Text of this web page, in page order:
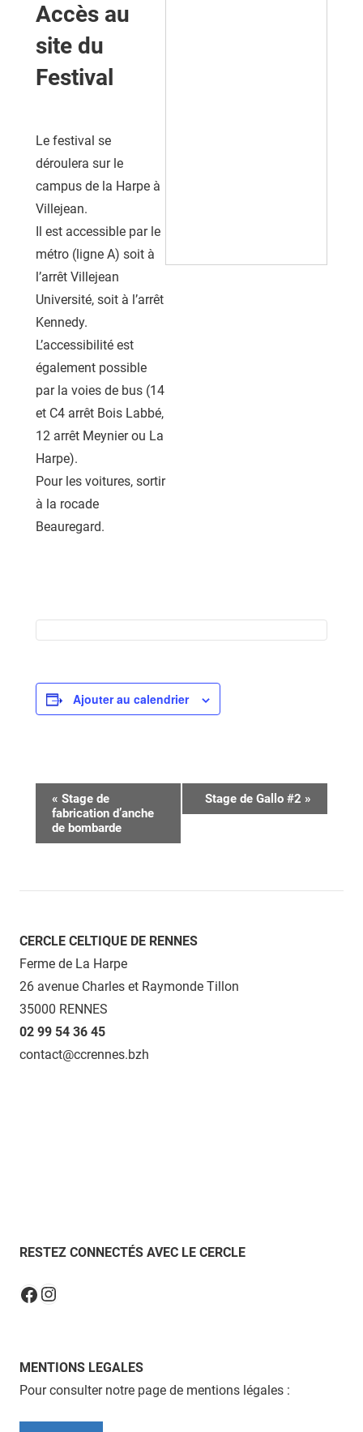
Accès au
site du
Festival
Le festival se
déroulera sur le
campus de la Harpe à
Villejean.
Il est accessible par le
métro (ligne A) soit à
l’arrêt Villejean
Université, soit à l’arrêt
Kennedy.
L’accessibilité est
également possible
par la voies de bus (14
et C4 arrêt Bois Labbé,
12 arrêt Meynier ou La
Harpe).
Pour les voitures, sortir
à la rocade
Beauregard.
Ajouter au calendrier
Navigation
Évènement
« Stage de
fabrication d’anche
de bombarde
Stage de Gallo #2 »
CERCLE CELTIQUE DE RENNES
Ferme de La Harpe
26 avenue Charles et Raymonde Tillon
35000 RENNES
02 99 54 36 45
contact@ccrennes.bzh
RESTEZ CONNECTÉS AVEC LE CERCLE
Facebook
Instagram
MENTIONS LEGALES
Pour consulter notre page de mentions légales :